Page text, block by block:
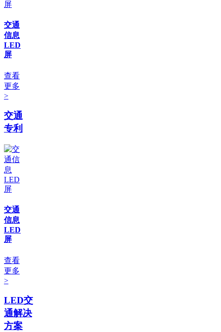
交通
信息
LED
屏
查看
更多
>
交通
专利
交通
信息
LED
屏
查看
更多
>
LED交
通解决
方案